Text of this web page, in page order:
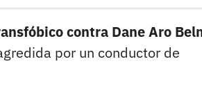
contra Dane Aro
por un conductor de